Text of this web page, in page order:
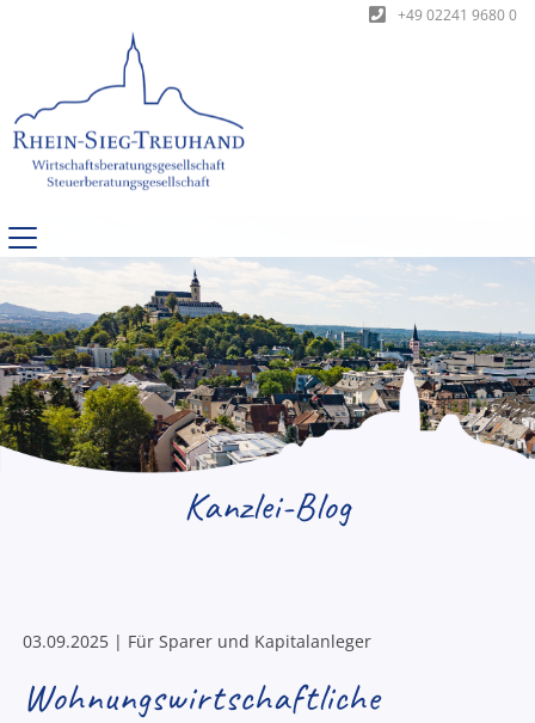
+49 02241 9680 0
Kanzlei-Blog
03.09.2025 | Für Sparer und Kapitalanleger
Wohnungswirtschaftliche